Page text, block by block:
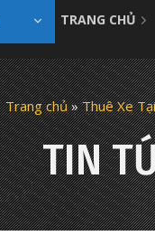
TRANG CHỦ
Trang chủ»Thuê Xe
TIN